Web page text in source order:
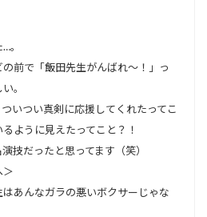
。
前で「飯田先生がんばれ～！」っ
。
いつい真剣に応援してくれたってこ
ように見えたってこと？！
技だったと思ってます（笑）
＞
あんなガラの悪いボクサーじゃな